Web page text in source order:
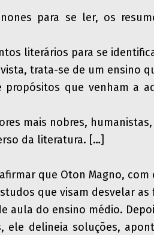
para se ler, os
literários para se
trata-se de um ensino
que venham a
mais nobres,
da literatura. […]
que Oton Magno, com
que visam desvelar as
aula do ensino médio.
ele delineia soluções,